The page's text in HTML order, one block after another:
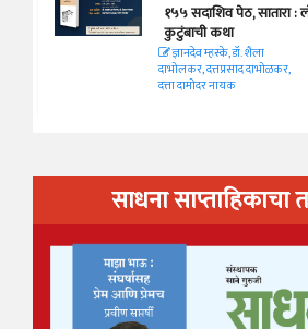
१५५ सदाशिव पेठ, सातारा
कुटुंबाची कथा
ज्ञानदेव म्हस्के, डॉ. शैला
दाभोलकर, दत्तप्रसाद दाभोळकर,
दत्ता दामोदर नायक
साधना साप्ताहिकाचा